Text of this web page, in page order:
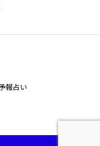
報占い